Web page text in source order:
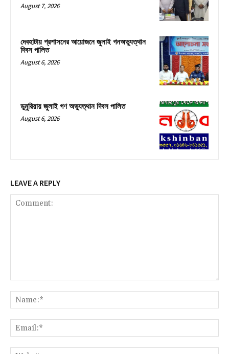
August 7, 2026
দেবহাটায় প্রশাসনের আয়োজনে জুলাই গনঅভ্যুত্থান
দিবস পালিত
August 6, 2026
ডুমুরিয়ায় জুলাই গণ অভ্যুত্থান দিবস পালিত
August 6, 2026
LEAVE A REPLY